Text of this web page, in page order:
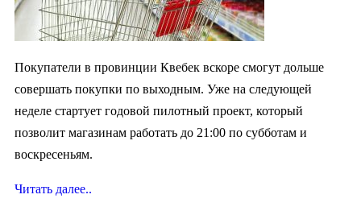
Покупатели в провинции Квебек вскоре смогут дольше
совершать покупки по выходным. Уже на следующей
неделе стартует годовой пилотный проект, который
позволит магазинам работать до 21:00 по субботам и
воскресеньям.
Читать далее..